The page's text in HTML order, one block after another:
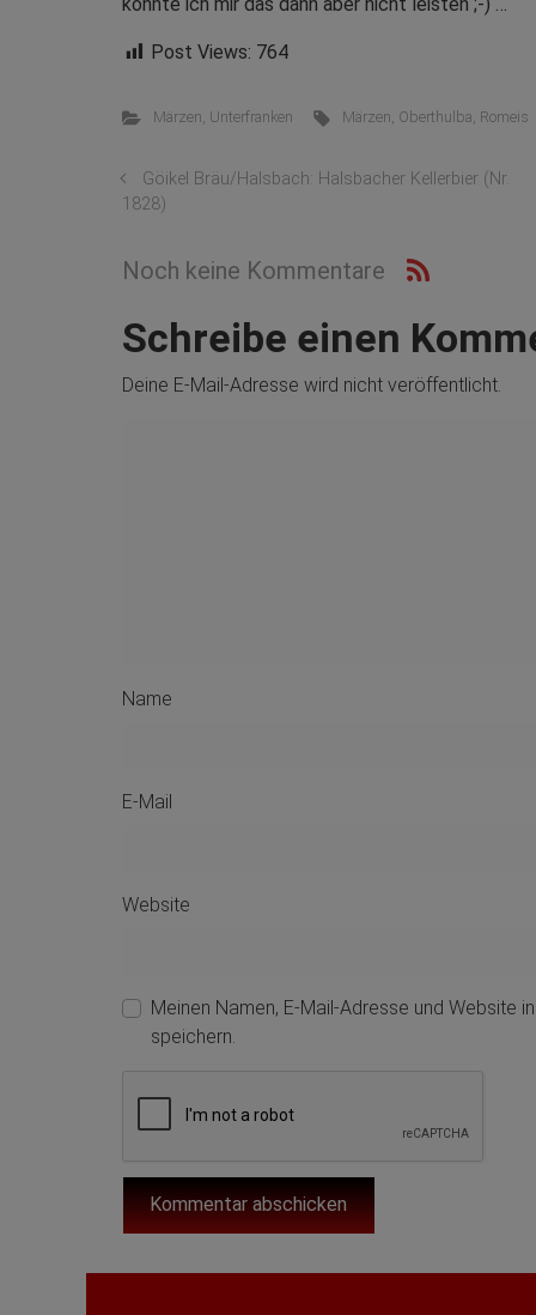
Post Views: 764
Märzen, Unterfranken Märzen, Oberthulba, Romeis
Göikel Bräu/Halsbach: Halsbacher Kellerbier (Nr.
1828)
Noch keine Kommentare
Schreibe einen
Deine E-Mail-Adresse wird nicht veröffentlicht.
Name
E-Mail
Website
Meinen Namen, E-Mail-Adresse und Website
speichern.